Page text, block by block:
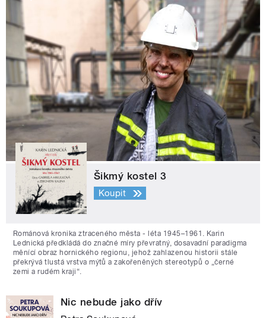
Šikmý kostel 3
Koupit
Románová kronika ztraceného města - léta 1945–1961. Karin
Lednická předkládá do značné míry převratný, dosavadní paradigma
měnící obraz hornického regionu, jehož zahlazenou historii stále
překrývá tlustá vrstva mýtů a zakořeněných stereotypů o „černé
zemi a rudém kraji“.
Nic nebude jako dřív